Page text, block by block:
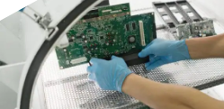
위치
대한민국